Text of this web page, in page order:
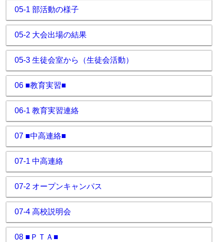
05-1 部活動の様子
05-2 大会出場の結果
05-3 生徒会室から（生徒会活動）
06 ■教育実習■
06-1 教育実習連絡
07 ■中高連絡■
07-1 中高連絡
07-2 オープンキャンパス
07-4 高校説明会
08 ■ＰＴＡ■